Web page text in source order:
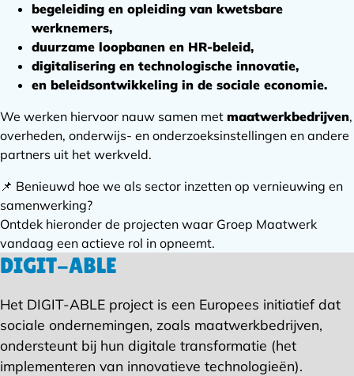
begeleiding en opleiding van kwetsbare
werknemers,
duurzame loopbanen en HR-beleid,
digitalisering en technologische innovatie,
en beleidsontwikkeling in de sociale economie.
We werken hiervoor nauw samen met maatwerkbedrijven,
overheden, onderwijs- en onderzoeksinstellingen en andere
partners uit het werkveld.
📌 Benieuwd hoe we als sector inzetten op vernieuwing en
samenwerking?
Ontdek hieronder de projecten waar Groep Maatwerk
vandaag een actieve rol in opneemt.
DIGIT-ABLE
Het DIGIT-ABLE project is een Europees initiatief dat
sociale ondernemingen, zoals maatwerkbedrijven,
ondersteunt bij hun digitale transformatie (het
implementeren van innovatieve technologieën).